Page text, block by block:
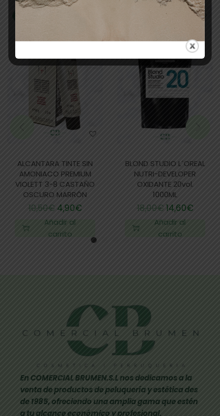
ALCANTARA TINTE SIN
AMONIACO PREMIUM
VIOLETT 3-8 CASTAÑO
OSCURO MARRÓN
10,50€ 4,90€
Añadir al
carrito
BLOND STUDIO L´OREAL
NUTRI-DEVELOPER
OXIDANTE 20vol.
1000ML
18,00€ 14,60€
Añadir al
carrito
En COMERCIAL BRUMEN.S.L nos dedicamos a la
venta de productos de peluquería y estética des
de 1985, ofreciendo una amplia gama que estén
a tu alcance económico y profesional.